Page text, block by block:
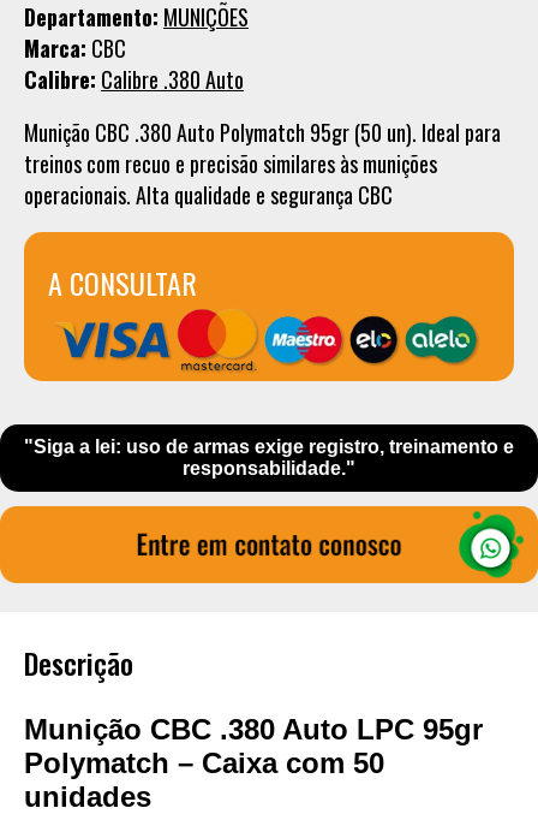
Departamento: MUNIÇÕES
Marca: CBC
Calibre: Calibre .380 Auto
Munição CBC .380 Auto Polymatch 95gr (50 un). Ideal para
treinos com recuo e precisão similares às munições
operacionais. Alta qualidade e segurança CBC
A CONSULTAR
"Siga a lei: uso de armas exige registro, treinamento e
responsabilidade."
Descrição
Munição CBC .380 Auto LPC 95gr
Polymatch – Caixa com 50
unidades